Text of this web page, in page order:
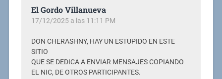
El Gordo Villanueva
17/12/2025 a las 11:11 PM
DON CHERASHNY, HAY UN ESTUPIDO EN ESTE
SITIO
QUE SE DEDICA A ENVIAR MENSAJES COPIANDO
EL NIC, DE OTROS PARTICIPANTES.